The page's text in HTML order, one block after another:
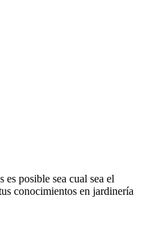
posible sea cual sea el
conocimientos en jardinería